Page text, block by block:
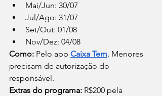
Mai/Jun: 30/07
Jul/Ago: 31/07
Set/Out: 01/08
Nov/Dez: 04/08
Como: Pelo app Caixa Tem. Menores
precisam de autorização do
responsável.
Extras do programa: R$200 pela